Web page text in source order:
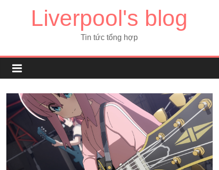
Liverpool's blog
Tin tức tổng hợp